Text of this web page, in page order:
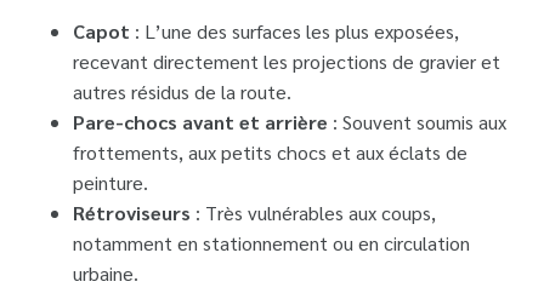
Capot : L’une des surfaces les plus exposées,
recevant directement les projections de gravier et
autres résidus de la route.
Pare-chocs avant et arrière : Souvent soumis aux
frottements, aux petits chocs et aux éclats de
peinture.
Rétroviseurs : Très vulnérables aux coups,
notamment en stationnement ou en circulation
urbaine.